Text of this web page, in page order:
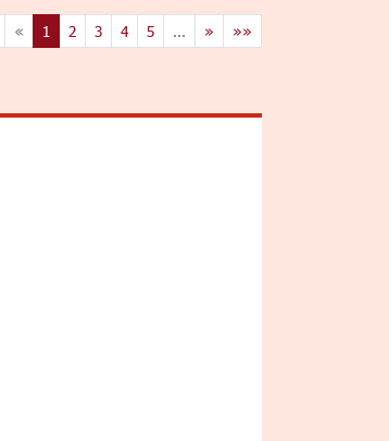
« 1 2 3 4 5 ... » »»